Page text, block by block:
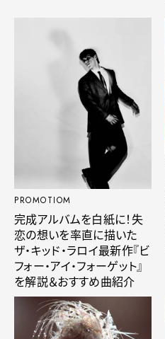
PROMOTIOM
完成アルバムを白紙に！失
恋の想いを率直に描いた
ザ・キッド・ラロイ最新作『ビ
フォー・アイ・フォーゲット』
を解説＆おすすめ曲紹介